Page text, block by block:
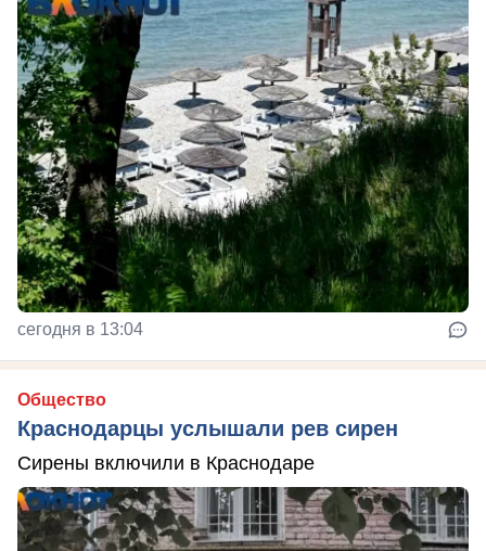
сегодня в 13:04
Общество
Краснодарцы услышали рев сирен
Сирены включили в Краснодаре